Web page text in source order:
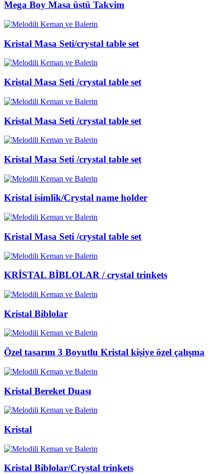
Mega Boy Masa üstü Takvim
Kristal Masa Seti/crystal table set
Kristal Masa Seti /crystal table set
Kristal Masa Seti /crystal table set
Kristal Masa Seti /crystal table set
Kristal isimlik/Crystal name holder
Kristal Masa Seti /crystal table set
KRİSTAL BİBLOLAR / crystal trinkets
Kristal Biblolar
Özel tasarım 3 Boyutlu Kristal kişiye özel çalışma
Kristal Bereket Duası
Kristal
Kristal Biblolar/Crystal trinkets